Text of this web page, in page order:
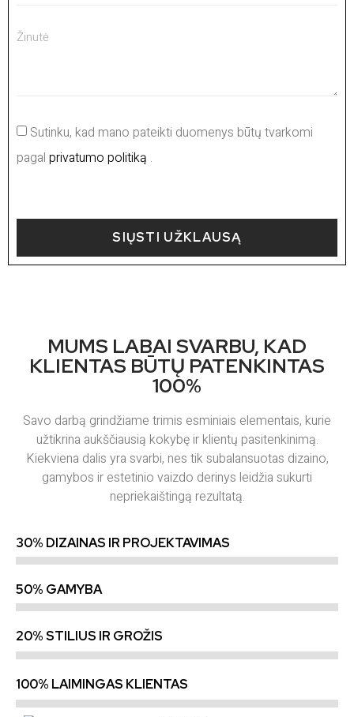
Sutinku, kad mano pateikti duomenys būtų tvarkomi
pagal privatumo politiką .
SIŲSTI UŽKLAUSĄ
MUMS LABAI SVARBU, KAD
KLIENTAS BŪTŲ PATENKINTAS
100%
Savo darbą grindžiame trimis esminiais elementais, kurie
užtikrina aukščiausią kokybę ir klientų pasitenkinimą.
Kiekviena dalis yra svarbi, nes tik subalansuotas dizaino,
gamybos ir estetinio vaizdo derinys leidžia sukurti
nepriekaištingą rezultatą.
30% DIZAINAS IR PROJEKTAVIMAS
50% GAMYBA
20% STILIUS IR GROŽIS
100% LAIMINGAS KLIENTAS